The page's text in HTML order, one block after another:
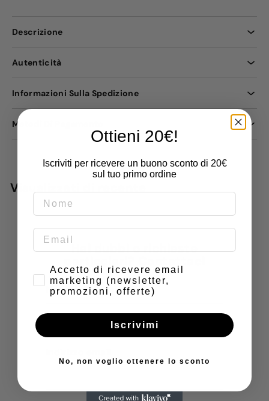
Descrizione
Autenticità
Informazioni Sulla Spedizione
Metodi Di Pagamento
Visualizzati di recente
Hai dubbi o richieste
Nome
Ottieni 20€!
Iscriviti per ricevere un buono sconto di 20€
sul tuo primo ordine
Consenso
Accetto di ricevere email
marketing (newsletter,
promozioni, offerte)
Iscrivimi
No, non voglio ottenere lo sconto